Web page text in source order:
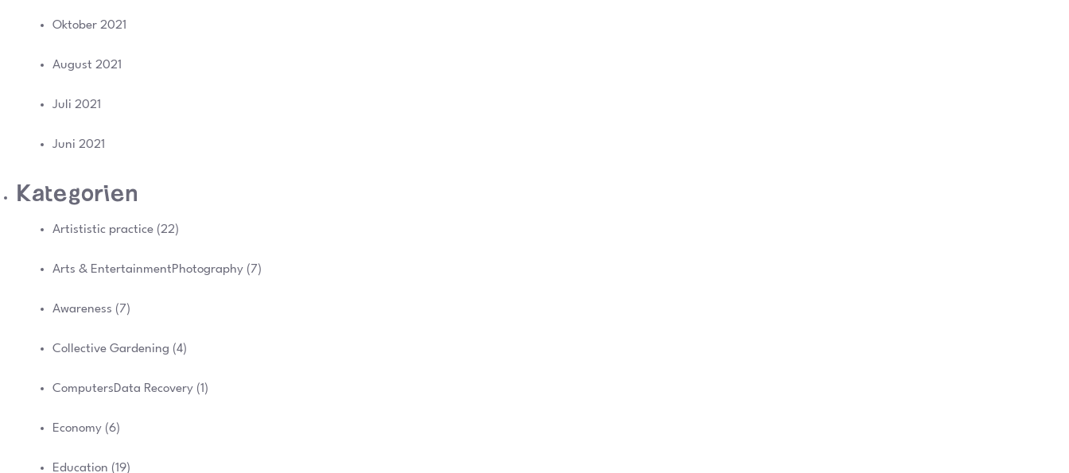
Oktober 2021
August 2021
Juli 2021
Juni 2021
Kategorien
Artististic practice(22)
Arts & EntertainmentPhotography(7)
Awareness (7)
Collective Gardening (4)
ComputersData Recovery(1)
Economy(6)
Education (19)